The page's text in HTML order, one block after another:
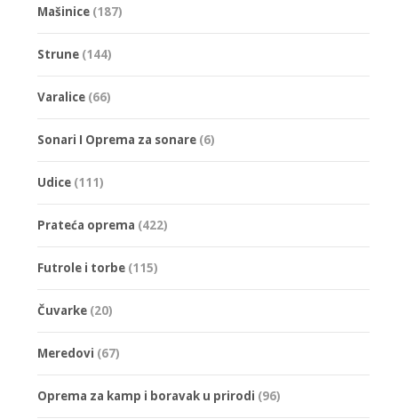
Mašinice (187)
Strune (144)
Varalice (66)
Sonari I Oprema za sonare (6)
Udice (111)
Prateća oprema (422)
Futrole i torbe (115)
Čuvarke (20)
Meredovi (67)
Oprema za kamp i boravak u prirodi (96)